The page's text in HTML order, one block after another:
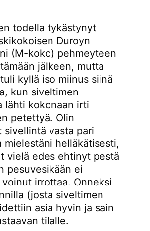
todella tykästynyt
Duroyn
(M-koko) pehmeyteen
jälkeen, mutta
kyllä iso miinus siinä
kun siveltimen
lähti kokonaan irti
petettyä. Olin
sivellintä vasta pari
mielestäni helläkätisesti,
vielä edes ehtinyt pestä
pesuvesikään ei
voinut irrottaa. Onneksi
(josta siveltimen
asia hyvin ja sain
tilalle.